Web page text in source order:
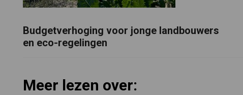
Budgetverhoging voor jonge landbouwers
en eco-regelingen
Meer lezen over: